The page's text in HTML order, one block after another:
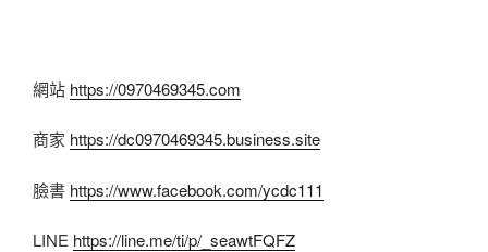
網站 https://0970469345.com
商家 https://dc0970469345.business.site
臉書 https://www.facebook.com/ycdc111
LINE https://line.me/ti/p/_seawtFQFZ